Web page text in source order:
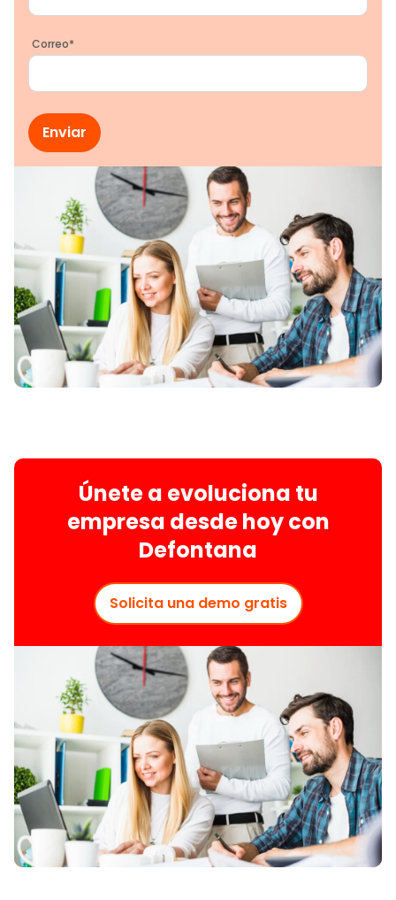
Correo*
Únete a evoluciona tu
empresa desde hoy con
Defontana
Solicita una demo gratis